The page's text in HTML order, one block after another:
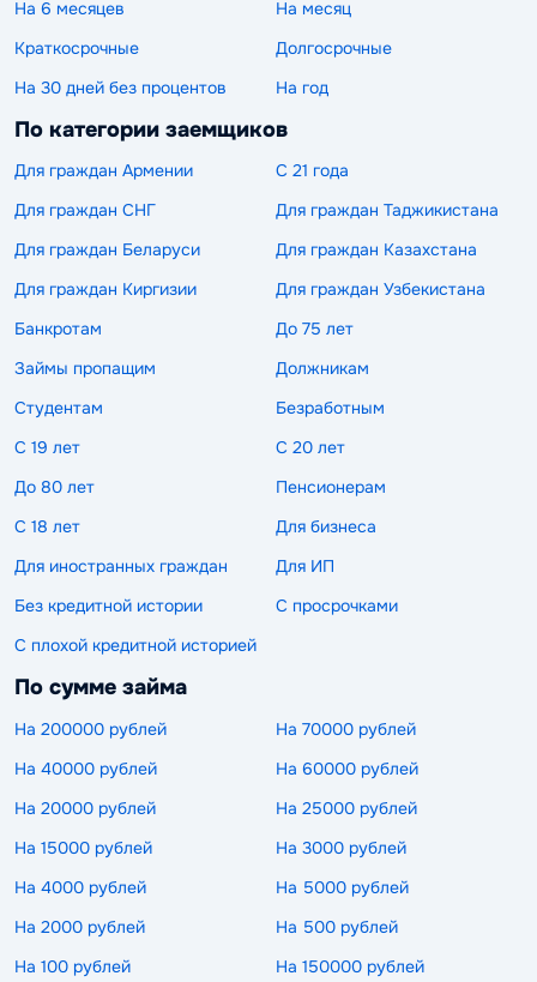
На 6 месяцев
На месяц
Краткосрочные
Долгосрочные
На 30 дней без процентов
На год
По категории заемщиков
Для граждан Армении
С 21 года
Для граждан СНГ
Для граждан Таджикистана
Для граждан Беларуси
Для граждан Казахстана
Для граждан Киргизии
Для граждан Узбекистана
Банкротам
До 75 лет
Займы пропащим
Должникам
Студентам
Безработным
С 19 лет
С 20 лет
До 80 лет
Пенсионерам
С 18 лет
Для бизнеса
Для иностранных граждан
Для ИП
Без кредитной истории
С просрочками
С плохой кредитной историей
По сумме займа
На 200000 рублей
На 70000 рублей
На 40000 рублей
На 60000 рублей
На 20000 рублей
На 25000 рублей
На 15000 рублей
На 3000 рублей
На 4000 рублей
На 5000 рублей
На 2000 рублей
На 500 рублей
На 100 рублей
На 150000 рублей